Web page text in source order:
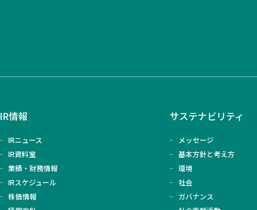
IR情報
IRニュース
IR資料室
業績・財務情報
IRスケジュール
株価情報
サステナビリティ
メッセージ
基本方針と考え方
環境
社会
ガバナンス